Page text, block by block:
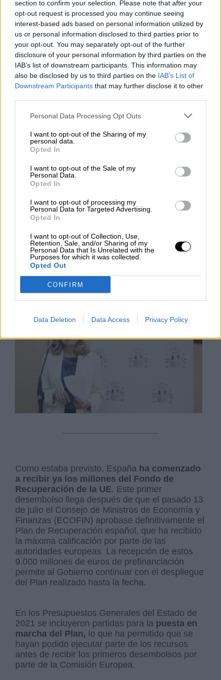
section to confirm your selection. Please note that after your
opt-out request is processed you may continue seeing
interest-based ads based on personal information utilized by
us or personal information disclosed to third parties prior to
your opt-out. You may separately opt-out of the further
disclosure of your personal information by third parties on the
IAB’s list of downstream participants. This information may
also be disclosed by us to third parties on the IAB’s List of
Downstream Participants that may further disclose it to other
Personal Data Processing Opt Outs
I want to opt-out of the Sharing of my
personal data.
Opted In
I want to opt-out of the Sale of my
Personal Data.
Opted In
I want to opt-out of processing my
Personal Data for Targeted Advertising.
Opted In
I want to opt-out of Collection, Use,
Retention, Sale, and/or Sharing of my
Personal Data that Is Unrelated with the
Purposes for which it was collected.
Opted Out
CONFIRM
Data Deletion Data Access Privacy Policy
NOTICIAS MAS VISTAS
LOCO MUNDO | L A I.A. Y SUS CONSECUENCIAS
9.000 millones de euros del Fondo
Europeo de Recuperación
La Comisión Europea ha transferido al Tesoro de
España los 9.000 millones de euros
Recuperación. Esta cantidad equivale al 13% del
total de las transferencias que nuestro país va a
recibir hasta el año 2026 del Mecanismo de
programa Next Generation UE.
AUTOR JOSE LUIS MARTÍN
MIÉRCOLES, 18 AGOSTO 2021
Como estaba previsto, España ha comenzado
a recibir ya los millones del Fondo de
Recuperación de la UE. Este primer
desembolso llega después de que el pasado 13
de julio el Consejo de Ministros de Economía y
Finanzas (ECOFIN) aprobase definitivamente el
Plan de Recuperación español, que ha recibido
la máxima calificación por parte de las
autoridades europeas. La recepción de estos
9.000 millones de euros de prefinanciación
permite al Gobierno continuar con el despliegue
del Plan realizado hasta la fecha.
En los Presupuestos Generales del Estado de
2021 se incluyeron partidas para la puesta en
marcha del Plan, lo que ha permitido que se
hayan podido ejecutar parte de los recursos
antes de recibir los primeros desembolsos por
parte de la Comisión Europea.